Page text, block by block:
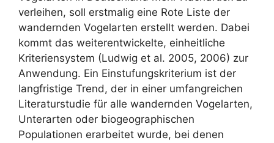
verleihen, soll erstmalig eine Rote Liste der
wandernden Vogelarten erstellt werden. Dabei
kommt das weiterentwickelte, einheitliche
Kriteriensystem (Ludwig et al. 2005, 2006) zur
Anwendung. Ein Einstufungskriterium ist der
langfristige Trend, der in einer umfangreichen
Literaturstudie für alle wandernden Vogelarten,
Unterarten oder biogeographischen
Populationen erarbeitet wurde, bei denen